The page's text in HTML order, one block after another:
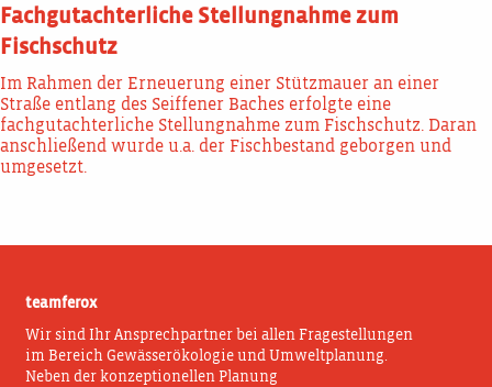
Fachgutachterliche Stellungnahme zum
Fischschutz
Im Rahmen der Erneuerung einer Stützmauer an einer
Straße entlang des Seiffener Baches erfolgte eine
fachgutachterliche Stellungnahme zum Fischschutz. Daran
anschließend wurde u.a. der Fischbestand geborgen und
umgesetzt.
teamferox
Wir sind Ihr Ansprechpartner bei allen Fragestellungen
im Bereich Gewässerökologie und Umweltplanung.
Neben der konzeptionellen Planung